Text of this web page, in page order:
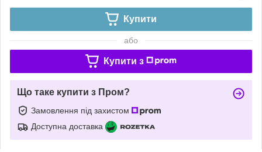
Купити
або
Купити з
Що таке купити з Пром?
Замовлення під захистом
Доступна доставка